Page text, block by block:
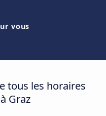
vous
tous les horaires
Graz